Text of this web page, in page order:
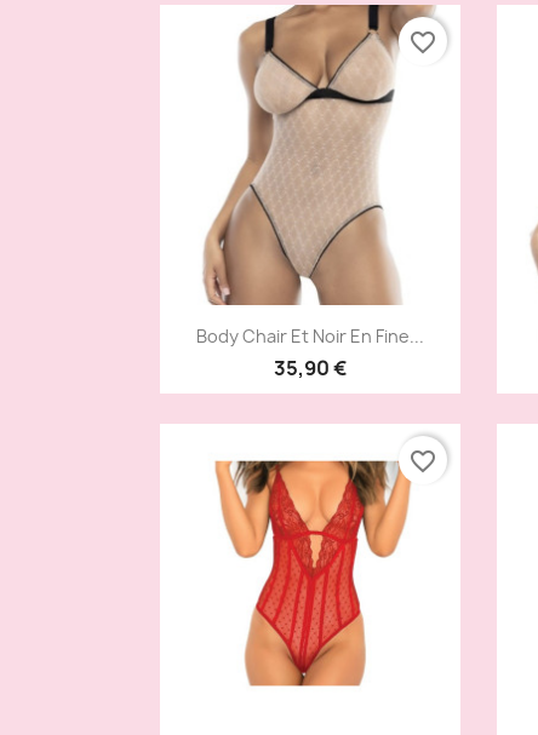
Aperçu rapide
Body Chair Et Noir En Fine...
35,90 €
favorite_border
favorite_border